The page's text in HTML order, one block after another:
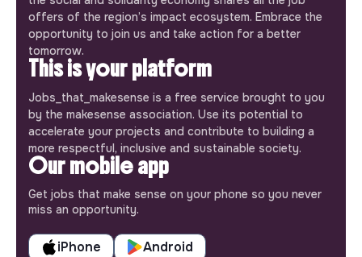
offers of the region’s impact ecosystem. Embrace the
opportunity to join us and take action for a better
tomorrow.
This is your platform
Jobs_that_makesense is a free service brought to you
by the makesense association. Use its potential to
accelerate your projects and contribute to building a
more respectful, inclusive and sustainable society.
Our mobile app
Get jobs that make sense on your phone so you never
miss an opportunity.
iPhone Android